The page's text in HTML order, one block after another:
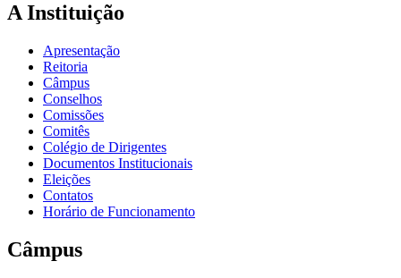
A Instituição
Apresentação
Reitoria
Câmpus
Conselhos
Comissões
Comitês
Colégio de Dirigentes
Documentos Institucionais
Eleições
Contatos
Horário de Funcionamento
Câmpus